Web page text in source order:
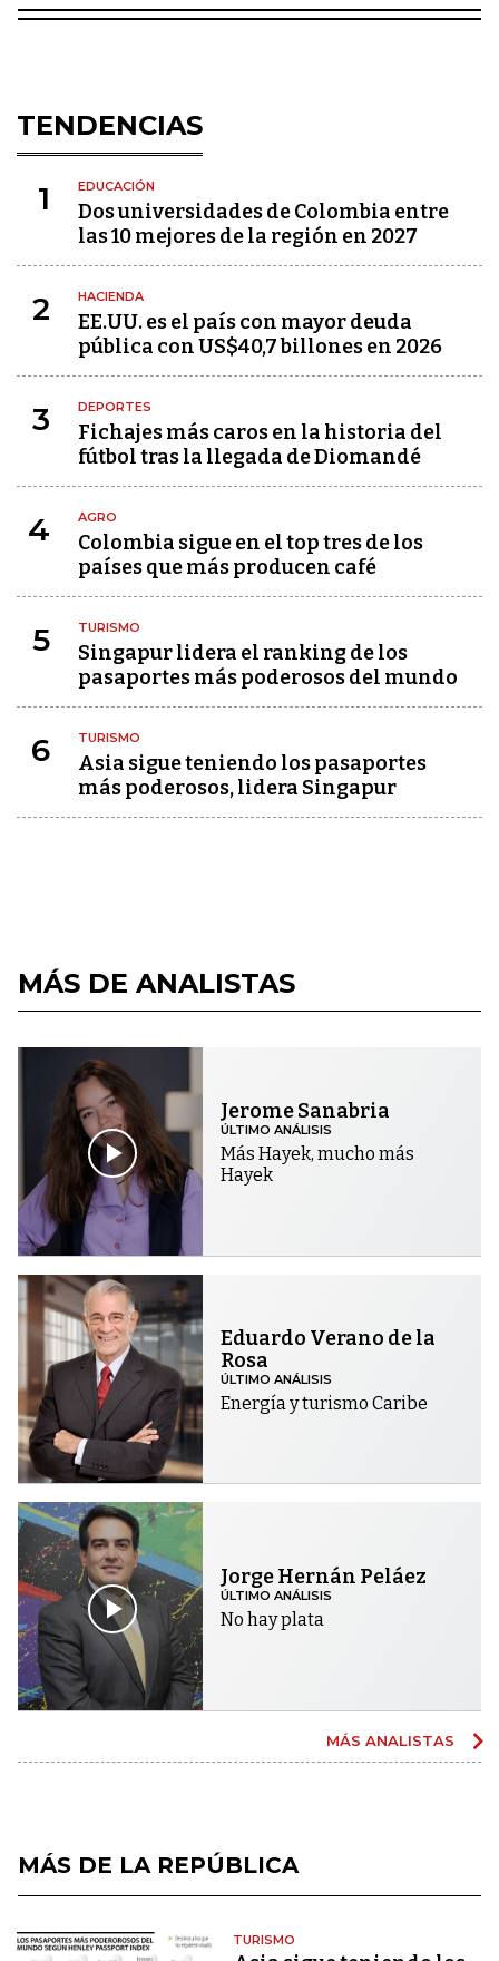
TENDENCIAS
1 EDUCACIÓN
Dos universidades de Colombia entre
las 10 mejores de la región en 2027
2 HACIENDA
EE.UU. es el país con mayor deuda
pública con US$40,7 billones en 2026
3 DEPORTES
Fichajes más caros en la historia del
fútbol tras la llegada de Diomandé
4 AGRO
Colombia sigue en el top tres de los
países que más producen café
5 TURISMO
Singapur lidera el ranking de los
pasaportes más poderosos del mundo
6 TURISMO
Asia sigue teniendo los pasaportes
más poderosos, lidera Singapur
MÁS DE ANALISTAS
Jerome Sanabria
ÚLTIMO ANÁLISIS
Más Hayek, mucho más
Hayek
Eduardo Verano de la
Rosa
ÚLTIMO ANÁLISIS
Energía y turismo Caribe
Jorge Hernán Peláez
ÚLTIMO ANÁLISIS
No hay plata
MÁS ANALISTAS
MÁS DE LA REPÚBLICA
TURISMO